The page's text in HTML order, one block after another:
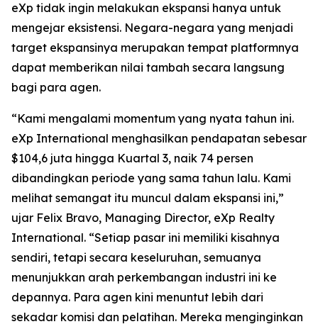
eXp tidak ingin melakukan ekspansi hanya untuk
mengejar eksistensi. Negara-negara yang menjadi
target ekspansinya merupakan tempat platformnya
dapat memberikan nilai tambah secara langsung
bagi para agen.
“Kami mengalami momentum yang nyata tahun ini.
eXp International menghasilkan pendapatan sebesar
$104,6 juta hingga Kuartal 3, naik 74 persen
dibandingkan periode yang sama tahun lalu. Kami
melihat semangat itu muncul dalam ekspansi ini,”
ujar Felix Bravo, Managing Director, eXp Realty
International. “Setiap pasar ini memiliki kisahnya
sendiri, tetapi secara keseluruhan, semuanya
menunjukkan arah perkembangan industri ini ke
depannya. Para agen kini menuntut lebih dari
sekadar komisi dan pelatihan. Mereka menginginkan